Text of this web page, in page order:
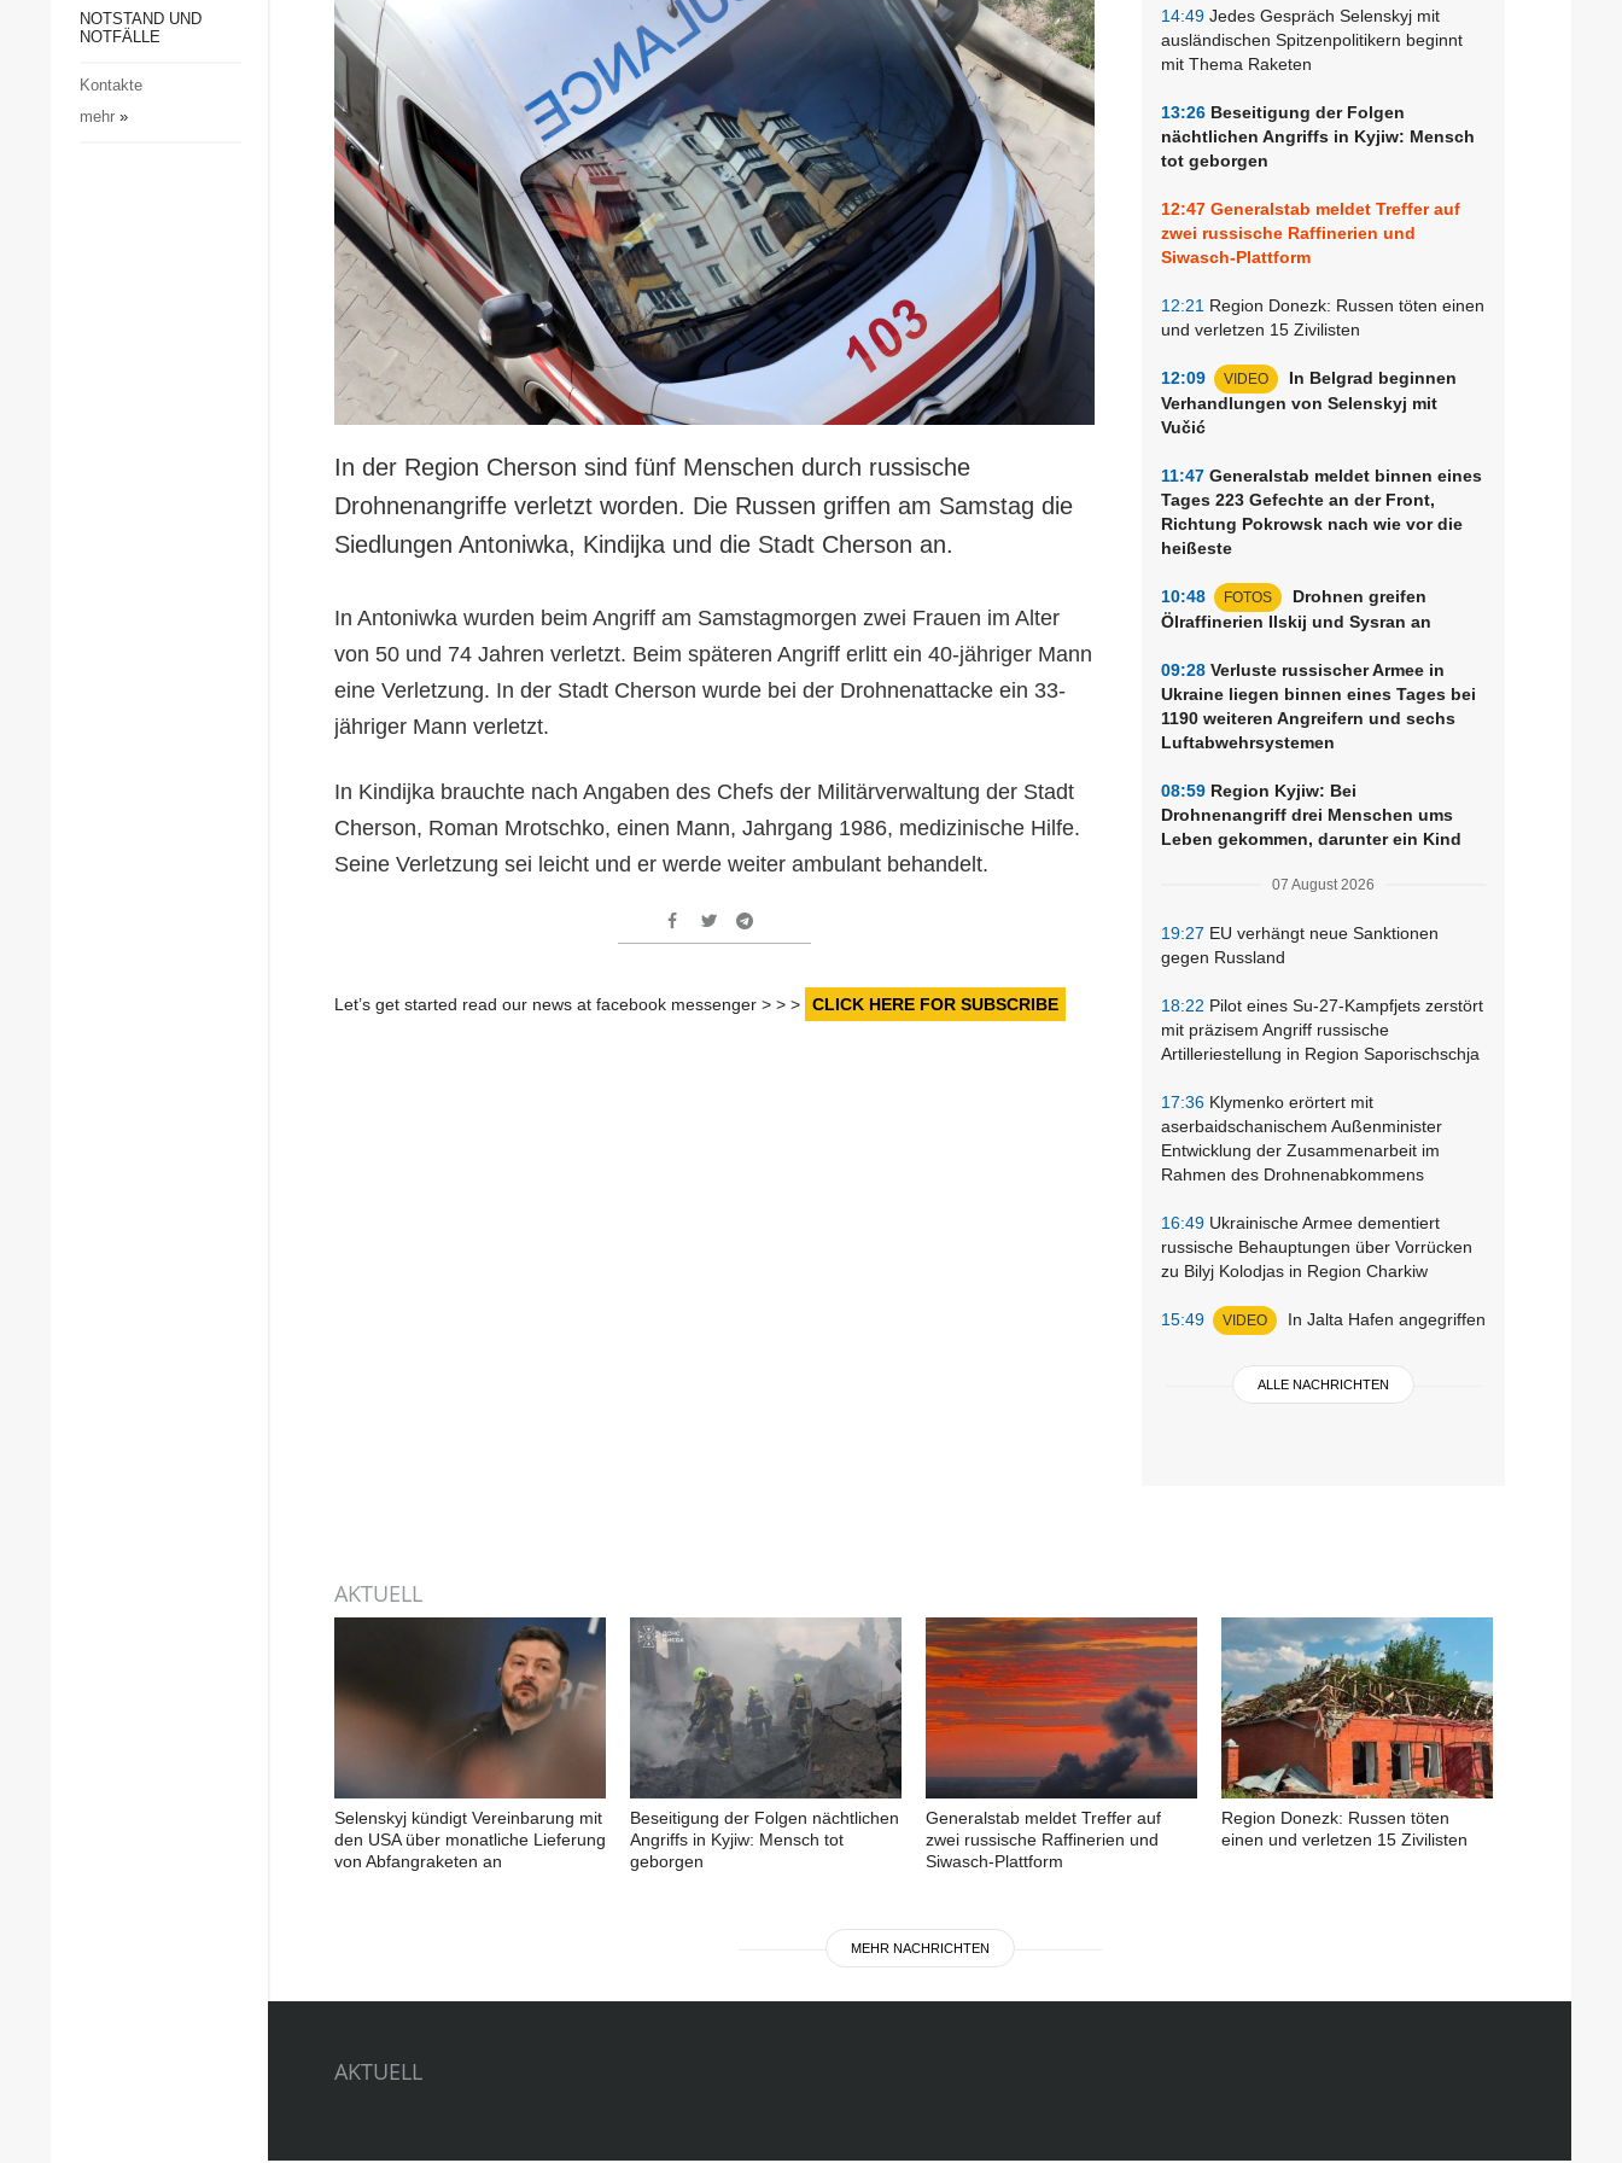
Gesellschaft und Kultur
Notstand und Notfälle
NOTSTAND UND
NOTFÄLLE
Kontakte
mehr»
14:49 Jedes Gespräch Selenskyj mit
ausländischen Spitzenpolitikern beginnt
mit Thema Raketen
13:26 Beseitigung der Folgen
nächtlichen Angriffs in Kyjiw: Mensch
tot geborgen
12:47 Generalstab meldet Treffer auf
zwei russische Raffinerien und
Siwasch-Plattform
12:21 Region Donezk: Russen töten einen
und verletzen 15 Zivilisten
12:09 VIDEO
In Belgrad beginnen
Verhandlungen von Selenskyj mit
Vučić
11:47 Generalstab meldet binnen eines
Tages 223 Gefechte an der Front,
Richtung Pokrowsk nach wie vor die
heißeste
10:48 FOTOS
Drohnen greifen
Ölraffinerien Ilskij und Sysran an
09:28 Verluste russischer Armee in
Ukraine liegen binnen eines Tages bei
1190 weiteren Angreifern und sechs
Luftabwehrsystemen
08:59 Region Kyjiw: Bei
Drohnenangriff drei Menschen ums
Leben gekommen, darunter ein Kind
07 August 2026
19:27 EU verhängt neue Sanktionen
gegen Russland
18:22 Pilot eines Su-27-Kampfjets zerstört
mit präzisem Angriff russische
Artilleriestellung in Region Saporischschja
17:36 Klymenko erörtert mit
aserbaidschanischem Außenminister
Entwicklung der Zusammenarbeit im
Rahmen des Drohnenabkommens
16:49 Ukrainische Armee dementiert
russische Behauptungen über Vorrücken
zu Bilyj Kolodjas in Region Charkiw
15:49 VIDEO In Jalta Hafen angegriffen
ALLE NACHRICHTEN
In der Region Cherson sind fünf Menschen durch russische
Drohnenangriffe verletzt worden. Die Russen griffen am Samstag die
Siedlungen Antoniwka, Kindijka und die Stadt Cherson an.
In Antoniwka wurden beim Angriff am Samstagmorgen zwei Frauen im Alter
von 50 und 74 Jahren verletzt. Beim späteren Angriff erlitt ein 40-jähriger Mann
eine Verletzung. In der Stadt Cherson wurde bei der Drohnenattacke ein 33-
jähriger Mann verletzt.
In Kindijka brauchte nach Angaben des Chefs der Militärverwaltung der Stadt
Cherson, Roman Mrotschko, einen Mann, Jahrgang 1986, medizinische Hilfe.
Seine Verletzung sei leicht und er werde weiter ambulant behandelt.
Let’s get started read our news at facebook messenger > > > CLICK HERE FOR SUBSCRIBE
AKTUELL
Selenskyj kündigt Vereinbarung mit
den USA über monatliche Lieferung
von Abfangraketen an
Beseitigung der Folgen nächtlichen
Angriffs in Kyjiw: Mensch tot
geborgen
Generalstab meldet Treffer auf
zwei russische Raffinerien und
Siwasch-Plattform
Region Donezk: Russen töten
einen und verletzen 15 Zivilisten
MEHR NACHRICHTEN
AKTUELL